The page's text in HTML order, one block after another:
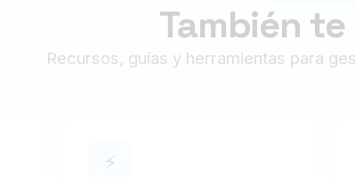
También
Recursos, guías y herramientas para
⚡